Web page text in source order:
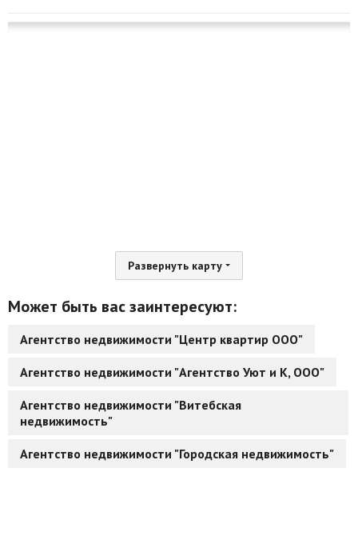
Развернуть карту
Может быть вас заинтересуют:
Агентство недвижимости "Центр квартир ООО"
Агентство недвижимости "Агентство Уют и К, ООО"
Агентство недвижимости "Витебская
недвижимость"
Агентство недвижимости "Городская недвижимость"